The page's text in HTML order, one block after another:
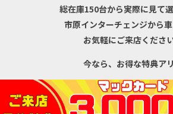
総在庫150台から実際に見て
市原インターチェンジから
お気軽にご来店くださ
今なら、お得な特典ア